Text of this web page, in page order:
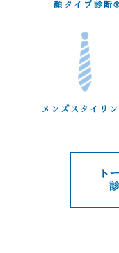
顔タイプ診断®︎
メンズスタイリ
ト